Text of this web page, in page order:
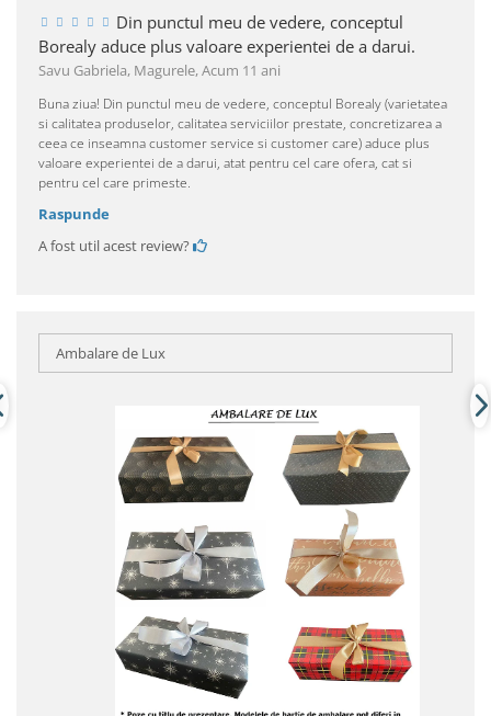
Din punctul meu de vedere, conceptul
Borealy aduce plus valoare experientei de a darui.
Savu Gabriela, Magurele,Acum 11 ani
Buna ziua! Din punctul meu de vedere, conceptul Borealy (varietatea
si calitatea produselor, calitatea serviciilor prestate, concretizarea a
ceea ce inseamna customer service si customer care) aduce plus
valoare experientei de a darui, atat pentru cel care ofera, cat si
pentru cel care primeste.
Raspunde
A fost util acest review?
Ambalare de Lux